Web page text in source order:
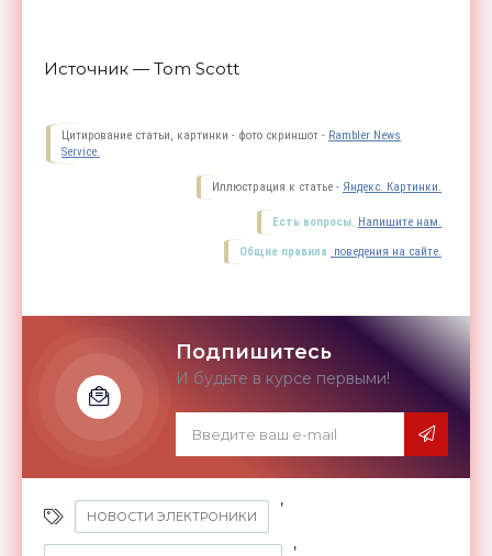
Источник — Tom Scott
Цитирование статьи, картинки - фото скриншот - Rambler News
Service.
Иллюстрация к статье - Яндекс. Картинки.
Есть вопросы. Напишите нам.
Общие правила поведения на сайте.
Подпишитесь
И будьте в курсе первыми!
НОВОСТИ ЭЛЕКТРОНИКИ
,
,